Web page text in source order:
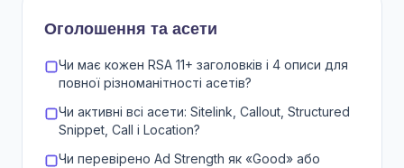
Оголошення та асети
Чи має кожен RSA 11+ заголовків і 4 описи для
повної різноманітності асетів?
Чи активні всі асети: Sitelink, Callout, Structured
Snippet, Call і Location?
Чи перевірено Ad Strength як «Good» або